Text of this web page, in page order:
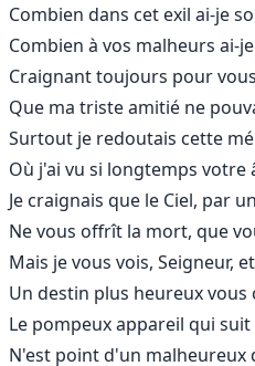
Combien dans cet exil ai-je
Combien à vos malheurs ai-
Craignant toujours pour
Que ma triste amitié ne
Surtout je redoutais cette
Où j'ai vu si longtemps votre
Je craignais que le Ciel, par
Ne vous offrît la mort, que
Mais je vous vois, Seigneur,
Un destin plus heureux vous
Le pompeux appareil qui suit
N'est point d'un malheureux